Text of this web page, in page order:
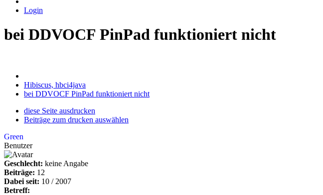
Login
bei DDVOCF PinPad funktioniert nicht
Hibiscus, hbci4java
bei DDVOCF PinPad funktioniert nicht
diese Seite ausdrucken
Beiträge zum drucken auswählen
Green
Benutzer
Geschlecht: keine Angabe
Beiträge: 12
Dabei seit: 10 / 2007
Betreff: